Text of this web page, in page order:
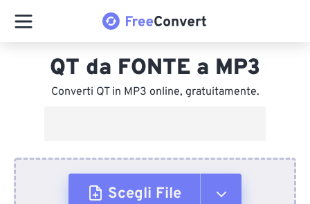
QT da FONTE a MP3
Converti QT in MP3 online, gratuitamente.
Scegli File